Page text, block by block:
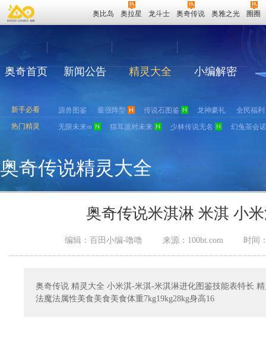
奥比岛 奥拉星 龙斗士 奥奇传说 奥雅之光 圈圈
奥奇首页 新闻公告 精灵大全 小编解密
新手必看 源兽图鉴 最强阵型 传说石图鉴 龙神豪礼
全民福利
热门精灵
无限未来∞ 猫耳派对未来 少林传说无名 幻兔茶会
奥奇传说精灵大全
奥奇传说米淇淋 米淇 小
编辑：百田小编-噜噜 来源： 100bt.com 时间
奥奇传说 精灵大全 小米淇-米淇-米淇淋进化图鉴技能表特长
法魔法属性美食美食美食体重7kg19kg28kg身高16